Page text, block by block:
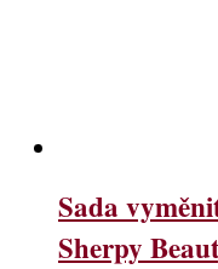
Sada
Sherpy